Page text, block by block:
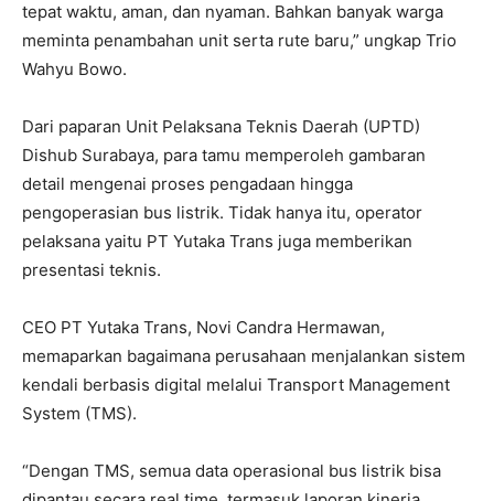
tepat waktu, aman, dan nyaman. Bahkan banyak warga
meminta penambahan unit serta rute baru,” ungkap Trio
Wahyu Bowo.
Dari paparan Unit Pelaksana Teknis Daerah (UPTD)
Dishub Surabaya, para tamu memperoleh gambaran
detail mengenai proses pengadaan hingga
pengoperasian bus listrik. Tidak hanya itu, operator
pelaksana yaitu PT Yutaka Trans juga memberikan
presentasi teknis.
CEO PT Yutaka Trans, Novi Candra Hermawan,
memaparkan bagaimana perusahaan menjalankan sistem
kendali berbasis digital melalui Transport Management
System (TMS).
“Dengan TMS, semua data operasional bus listrik bisa